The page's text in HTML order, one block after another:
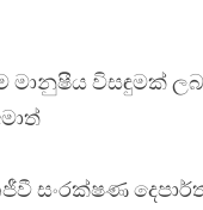
මානුෂීය විසඳුමක්
සංරක්ෂණ